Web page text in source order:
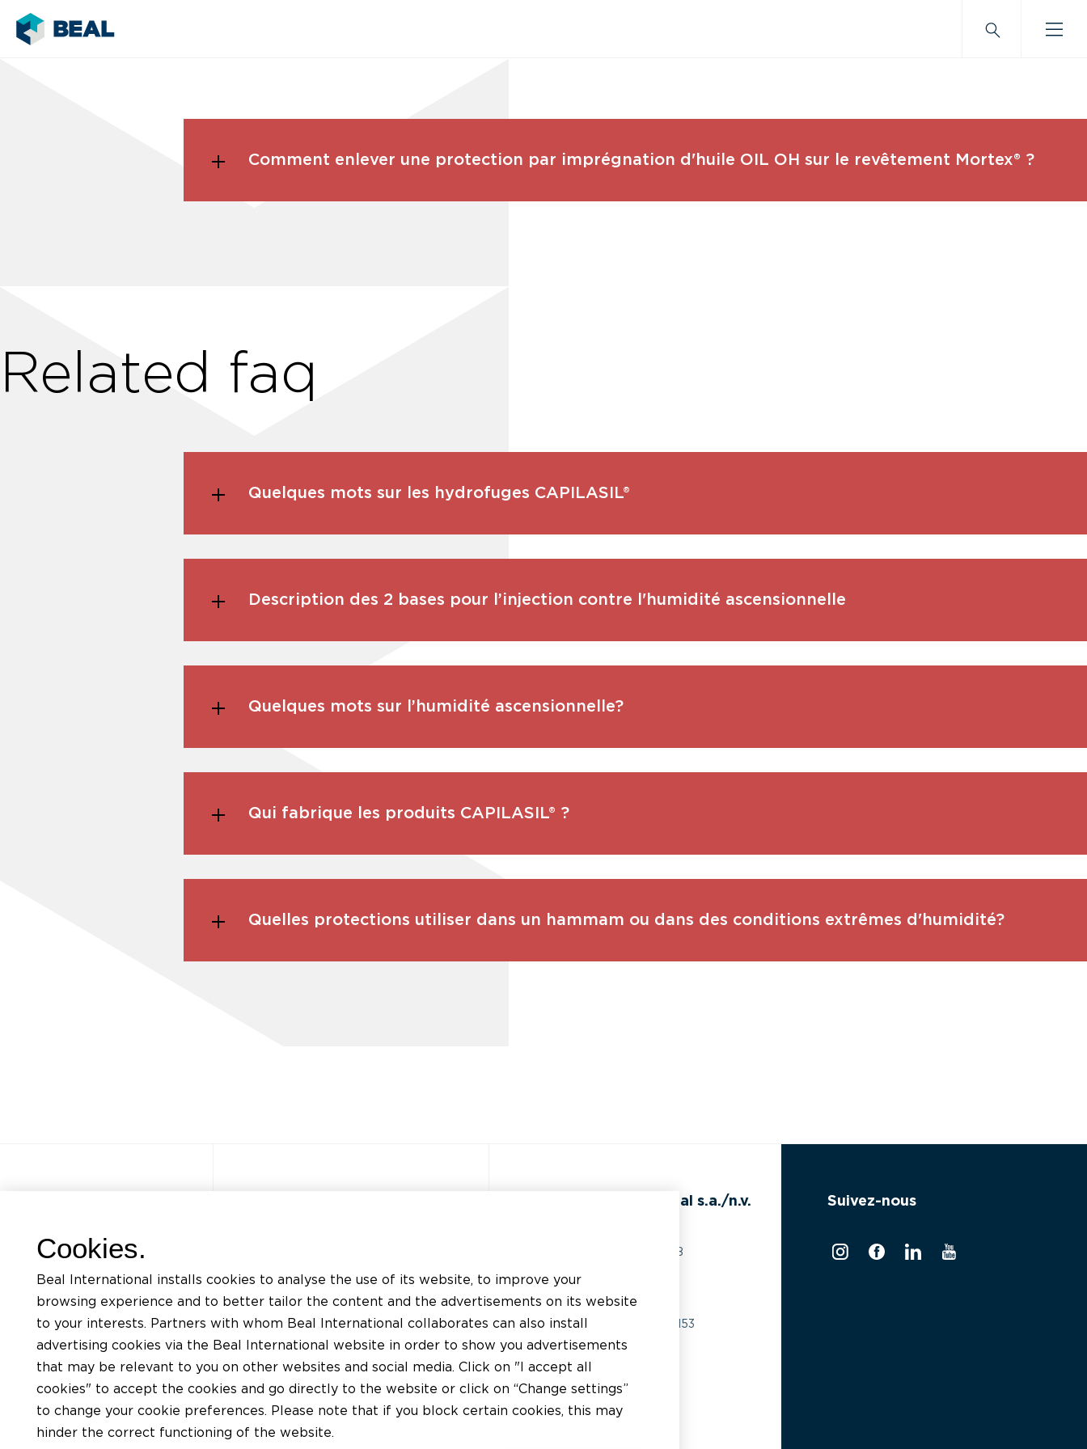
Comment enlever une protection par imprégnation d'huile OIL OH sur le revêtement Mortex® ?
Related faq
Quelques mots sur les hydrofuges CAPILASIL®
Description des 2 bases pour l’injection contre l'humidité ascensionnelle
Quelques mots sur l’humidité ascensionnelle?
Qui fabrique les produits CAPILASIL® ?
Quelles protections utiliser dans un hammam ou dans des conditions extrêmes d'humidité?
FAQ
Jobs
Contact
Politique de confidentialité
Charte Cookies
Conditions générales
Listing documents techniques
Demande d’assistance technique
Trouver un applicateur
BEAL International s.a./n.v.
Rue du Tronquoy, 8
TVA: BE0414.592.153
+32 81 83 57 57
info@beal.be
Suivez-nous
Cookies.
Beal International installs cookies to analyse the use of its website, to improve your
browsing experience and to better tailor the content and the advertisements on its website
to your interests. Partners with whom Beal International collaborates can also install
advertising cookies via the Beal International website in order to show you advertisements
that may be relevant to you on other websites and social media. Click on "I accept all
cookies" to accept the cookies and go directly to the website or click on “Change settings”
to change your cookie preferences. Please note that if you block certain cookies, this may
hinder the correct functioning of the website.